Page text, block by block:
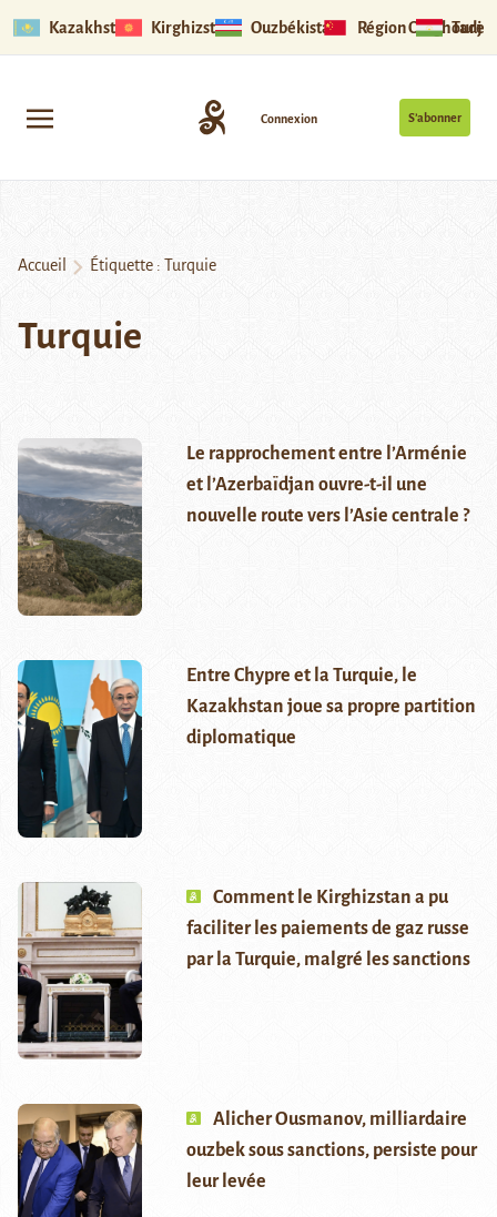
Kazakhstan Kirghizstan Ouzbékistan Région Ouïghoure
S’abonner
Connexion
Accueil Étiquette : Turquie
Turquie
Le rapprochement entre l’Arménie
et l’Azerbaïdjan ouvre-t-il une
nouvelle route vers l’Asie centrale ?
Entre Chypre et la Turquie, le
Kazakhstan joue sa propre partition
diplomatique
Comment le Kirghizstan a pu
faciliter les paiements de gaz russe
par la Turquie, malgré les sanctions
Alicher Ousmanov, milliardaire
ouzbek sous sanctions, persiste pour
leur levée